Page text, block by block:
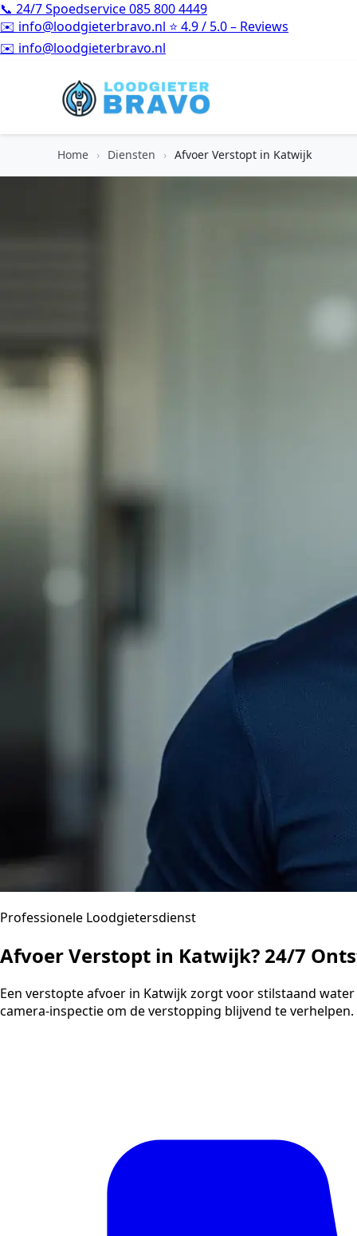
📞 24/7 Spoedservice085 800 4449
✉️ info@loodgieterbravo.nl ⭐ 4.9 / 5.0 – Reviews
⭐4.9 / 5.0 – Reviews
Home › Diensten › Afvoer Verstopt in Katwijk
Professionele Loodgietersdienst
Afvoer Verstopt in Katwijk? 24/7
Een verstopte afvoer in Katwijk zorgt voor stilstaand
camera-inspectie om de verstopping blijvend te